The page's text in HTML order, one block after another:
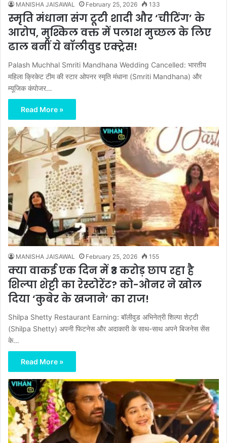
MANISHA JAISAWAL February 25, 2026 133
स्मृति मंधाना संग टूटी शादी और ‘चीटिंग’ के
आरोप, मुश्किल वक्त में पलाश मुच्छल के लिए
ढाल बनीं ये बॉलीवुड एक्ट्रेस!
Palash Muchhal Smriti Mandhana Wedding Cancelled: भारतीय
महिला क्रिकेट टीम की स्टार ओपनर स्मृति मंधाना (Smriti Mandhana) और
म्यूजिक कंपोजर…
Read More »
MANISHA JAISAWAL February 25, 2026 155
क्या वाकई एक दिन में ₹3 करोड़ छाप रहा है
शिल्पा शेट्टी का रेस्टोरेंट? को-ओनर ने खोल
दिया ‘कुबेर के खजाने’ का राज!
Shilpa Shetty Restaurant Earning: बॉलीवुड अभिनेत्री शिल्पा शेट्टी
(Shilpa Shetty) अपनी फिटनेस और अदाकारी के साथ-साथ अपने बिजनेस सेंस
के…
Read More »